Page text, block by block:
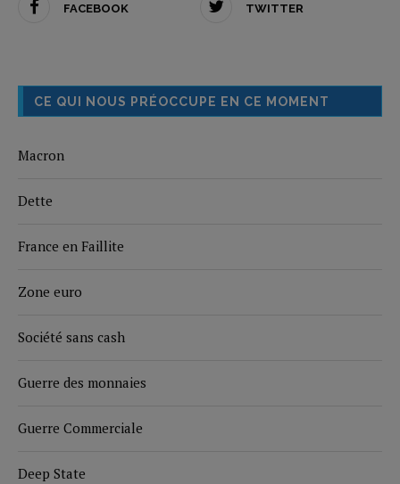
FACEBOOK TWITTER
CE QUI NOUS PRÉOCCUPE EN CE MOMENT
Macron
Dette
France en Faillite
Zone euro
Société sans cash
Guerre des monnaies
Guerre Commerciale
Deep State